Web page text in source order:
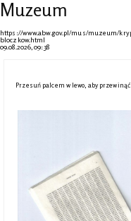
Muzeum
https://www.abw.gov.pl/mus/muzeum/
bloczkow.html
09.08.2026, 09:38